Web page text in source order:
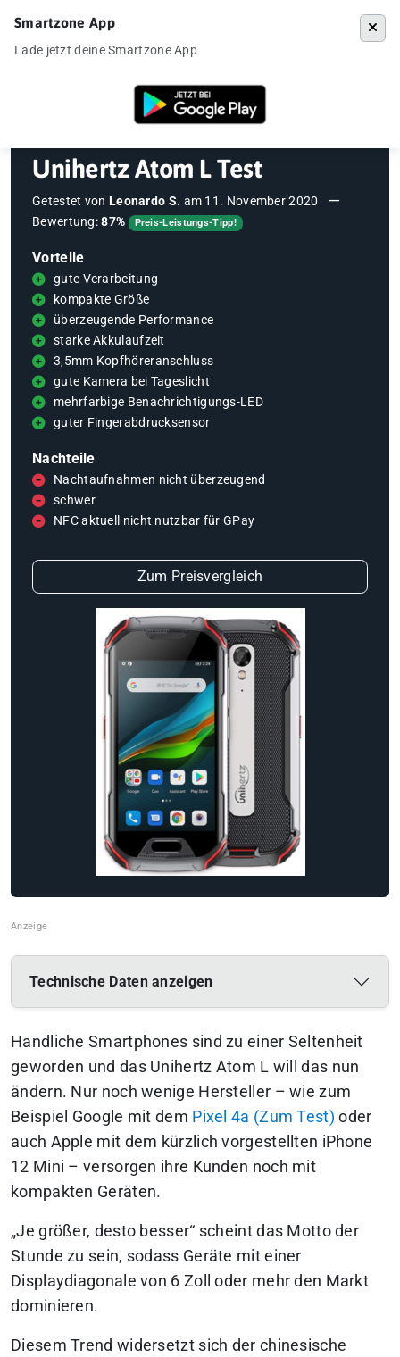
Outdoor Smartphones»
Unihertz Atom L Test
Getestet von Leonardo S. am 11. November 2020
Bewertung:87% Preis-Leistungs-Tipp!
Vorteile
gute Verarbeitung
kompakte Größe
überzeugende Performance
starke Akkulaufzeit
3,5mm Kopfhöreranschluss
gute Kamera bei Tageslicht
mehrfarbige Benachrichtigungs-LED
guter Fingerabdrucksensor
Nachteile
Nachtaufnahmen nicht überzeugend
schwer
NFC aktuell nicht nutzbar für GPay
Zum Preisvergleich
Technische Daten anzeigen
Handliche Smartphones sind zu einer Seltenheit
geworden und das Unihertz Atom L will das nun
ändern. Nur noch wenige Hersteller – wie zum
Beispiel Google mit dem Pixel 4a (Zum Test) oder
auch Apple mit dem kürzlich vorgestellten iPhone
12 Mini – versorgen ihre Kunden noch mit
kompakten Geräten.
„Je größer, desto besser“ scheint das Motto der
Stunde zu sein, sodass Geräte mit einer
Displaydiagonale von 6 Zoll oder mehr den Markt
dominieren.
Diesem Trend widersetzt sich der chinesische
Smartzone App
Lade jetzt deine Smartzone App